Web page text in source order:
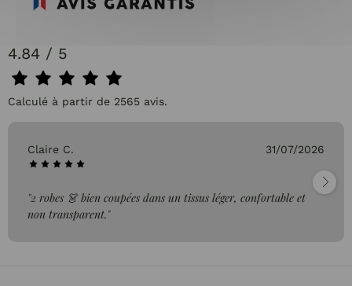
4.84 / 5
Calculé à partir de 2565 avis.
Claire C. 31/07/2026
"2 robes 👗 bien coupées dans un tissus léger, confortable et
non transparent."